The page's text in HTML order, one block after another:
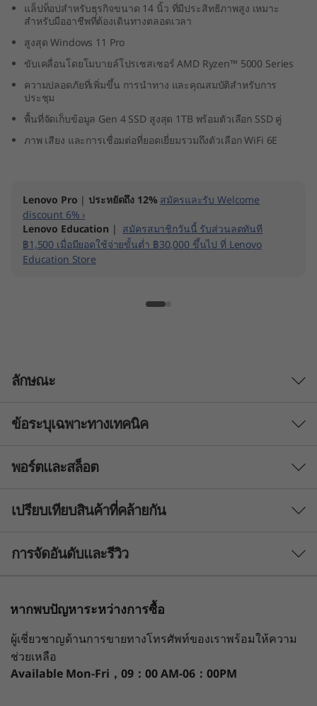
A
M
แล็ปท็อปสำหรับธุรกิจขนาด 14 นิ้ว ที่มีประสิทธิภาพสูง เหมาะ
สำหรับมืออาชีพที่ต้องเดินทางตลอดเวลา
สูงสุด Windows 11 Pro
ขับเคลื่อนโดยโมบายล์โปรเซสเซอร์ AMD Ryzen™ 5000 Series
ความปลอดภัยที่เพิ่มขึ้น การนำทาง และคุณสมบัติสำหรับการ
ประชุม
พื้นที่จัดเก็บข้อมูล Gen 4 SSD สูงสุด 1TB พร้อมตัวเลือก SSD คู่
ภาพ เสียง และการเชื่อมต่อที่ยอดเยี่ยมรวมถึงตัวเลือก WiFi 6E
Lenovo Pro | ประหยัดถึง 12% สมัครและรับ Welcome
discount 6% ›
Lenovo Education | สมัครสมาชิกวันนี้ รับส่วนลดทันที
฿1,500 เมื่อมียอดใช้จ่ายขั้นต่ำ ฿30,000 ขึ้นไป ที่ Lenovo
Education Store
ลักษณะ
ประสิทธิภาพและการเชื่อมต่อที่ล้ำสมัย
แล็ปท็อป ThinkPad E14 Gen 4 ที่มาพร้อมกับ
ประสิทธิภาพโมบายล์โปรเซสเซอร์ AMD Ryzen™
ข้อระบุเฉพาะทางเทคนิค
โมบายล์โปรเซสเซอร์สูงสุด AMD Ryzen™ 5000 Series
สูงสุด Windows 11 Pro
จอภาพ TN แบบ FHD (1920 x 1080) ขนาด 14 นิ้ว, 250 นิต,
จอภาพ IPS แบบ FHD (1920 x 1080) ขนาด 14 นิ้ว, 300 นิต,
NTSC 45%, ป้องกันแสงสะท้อน
จอภาพ IPS แบบ FHD (1920 x 1080) ขนาด 14 นิ้ว, 300 นิต,
พอร์ตและสล็อต
1-USB 2.0
2-RJ45
เปรียบเทียบสินค้าที่คล้ายกัน
3 Similiar products selected
กำลังดูอยู่
การจัดอันดับและรีวิว
หากพบปัญหาระหว่างการซื้อ
ผู้เชี่ยวชาญด้านการขายทางโทรศัพท์ของเราพร้อมให้ความ
ช่วยเหลือ
Available Mon-Fri，09：00 AM-06：00PM